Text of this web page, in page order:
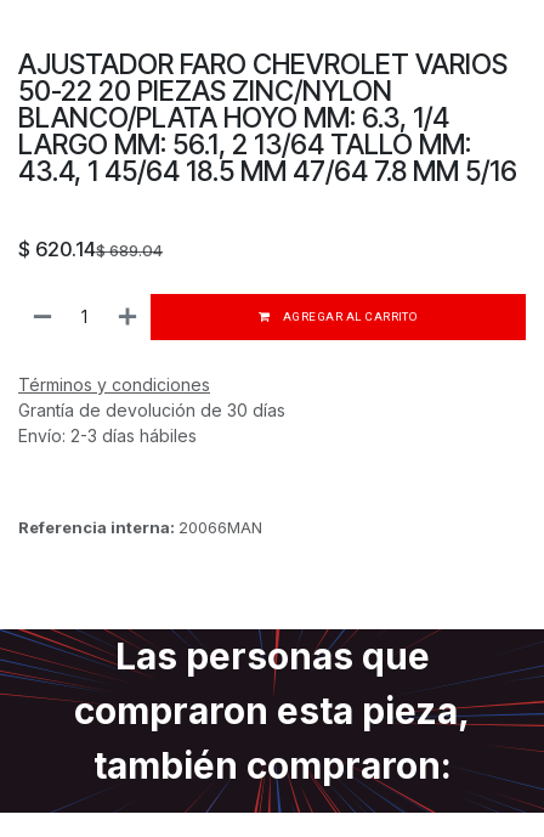
AJUSTADOR FARO CHEVROLET VARIOS
50-22 20 PIEZAS ZINC/NYLON
BLANCO/PLATA HOYO MM: 6.3, 1/4
LARGO MM: 56.1, 2 13/64 TALLO MM:
43.4, 1 45/64 18.5 MM 47/64 7.8 MM 5/16
$ 620.14$689.04
AGREGAR AL CARRITO
Términos y condiciones
Grantía de devolución de 30 días
Envío: 2-3 días hábiles
Referencia interna: 20066MAN
Las personas que
compraron esta pieza,
también compraron: